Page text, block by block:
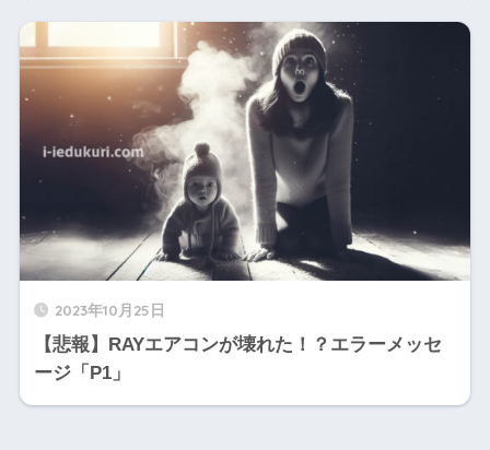
2023年10月25日
【悲報】RAYエアコンが壊れた！？エラーメッセ
ージ「P1」